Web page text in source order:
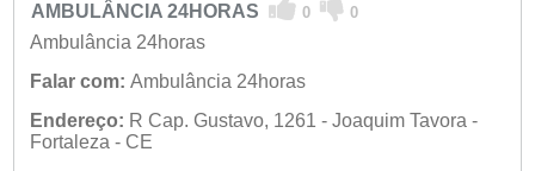
AMBULÂNCIA 24HORAS 0 0
Ambulância 24horas
Falar com: Ambulância 24horas
Endereço: R Cap. Gustavo, 1261 - Joaquim Tavora -
Fortaleza - CE